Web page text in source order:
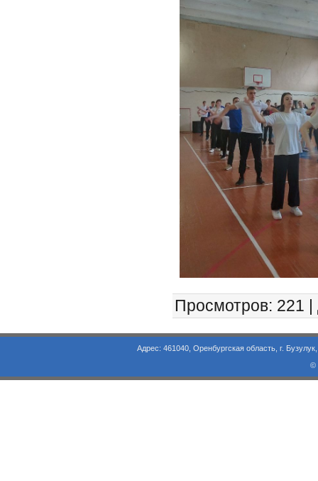
Просмотров: 221 |
Адрес: 461040, Оренбургская область, г. Бузулук, ул.
©